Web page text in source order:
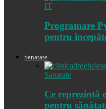
IT
Programare
pentru
Sanatate
Sanatate
Ce reprezintă
pentru